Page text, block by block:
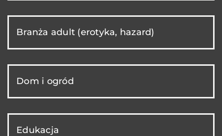
Branża adult (erotyka, hazard)
Dom i ogród
Edukacja